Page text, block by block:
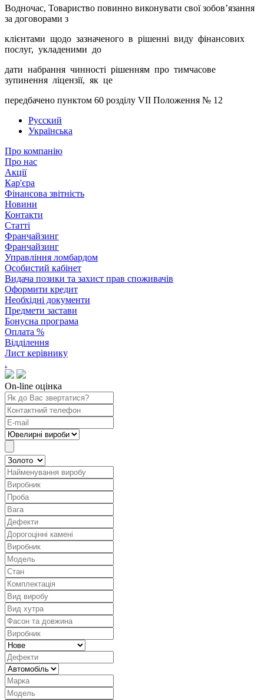
Водночас, Товариство повинно виконувати свої зобов’язання
за договорами з
клієнтами щодо зазначеного в рішенні виду фінансових
послуг, укладеними до
дати набрання чинності рішенням про тимчасове
зупинення ліцензії, як це
передбачено пунктом 60 розділу VII Положення № 12
Русский
Українська
Про компанію
Про нас
Акції
Кар'єра
Фінансова звітність
Новини
Контакти
Статті
Франчайзинг
Франчайзинг
Управління ломбардом
Особистий кабінет
Видача позики та захист прав споживачів
Оформити кредит
Необхідні документи
Предмети застави
Бонусна програма
Оплата %
Відділення
Лист керівнику
.
On-line оцінка